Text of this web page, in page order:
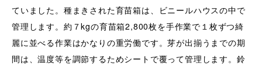
ていました。種まきされた育苗箱は、ビニールハウスの中で
管理します。約７kgの育苗箱2,800枚を手作業で１枚ずつ綺
麗に並べる作業はかなりの重労働です。芽が出揃うまでの期
間は、温度等を調節するためシートで覆って管理します。鈴